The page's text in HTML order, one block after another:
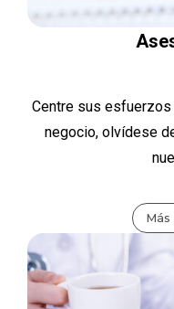
Centre sus
negocio, olvídese